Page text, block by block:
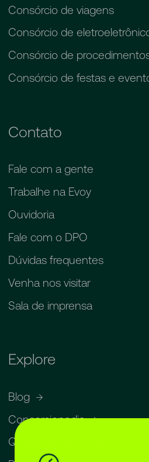
Consórcio de viagens
Consórcio de
Consórcio de
Consórcio de festas e
Contato
Fale com a gente
Trabalhe na Evoy
Ouvidoria
Fale com o DPO
Dúvidas frequentes
Venha nos visitar
Sala de imprensa
Explore
Blog
Consorciopedia
Quero ser franqueado